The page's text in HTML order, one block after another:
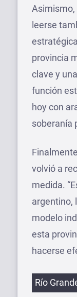
Asimismo,
leerse
provincia
clave y
función
hoy con
soberanía
volvió a
medida.
argentino,
modelo
esta
hacerse
Etiquetas
Río